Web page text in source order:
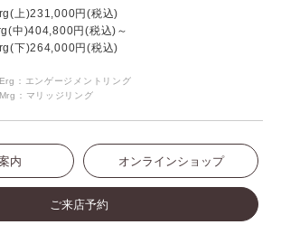
上)231,000円(税込)
中)404,800円(税込)～
下)264,000円(税込)
：エンゲージメントリング
：マリッジリング
内 オンラインショップ
ご来店予約